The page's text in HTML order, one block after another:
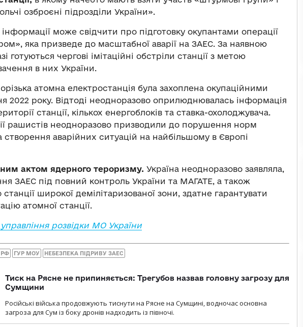
озброєні підрозділи України».
може свідчити про підготовку окупантами операції
яка призведе до масштабної аварії на ЗАЕС. За наявною
готуються чергові імітаційні обстріли станції з метою
в них України.
атомна електростанція була захоплена окупаційними
2022 року. Відтоді неодноразово оприлюднювалась інформація
станції, кількох енергоблоків та ставка-охолоджувача.
рашистів неодноразово призводили до порушення норм
створення аварійних ситуацій на найбільшому в Європі
актом ядерного тероризму. Україна неодноразово заявляла,
ЗАЕС під повний контроль України та МАГАТЕ, а також
широкої демілітаризованої зони, здатне гарантувати
атомної станції.
розвідки МО України
РФ ГУР МОУ НЕБЕЗПЕКА ПІДРИВУ ЗАЕС
Тиск на Рясне не припиняється: Трегубов назвав головну загрозу для
Сумщини
Російські війська продовжують тиснути на Рясне на Сумщині, водночас основна
загроза для Сум із боку дронів надходить із півночі.